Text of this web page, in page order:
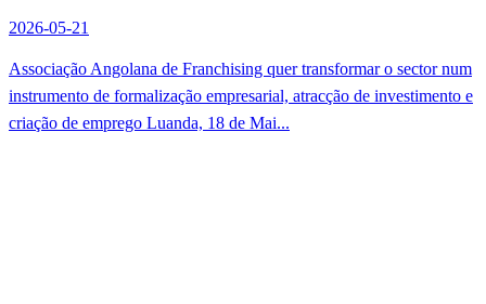
2026-05-21
Associação Angolana de Franchising quer transformar o sector num
instrumento de formalização empresarial, atracção de investimento e
criação de emprego Luanda, 18 de Mai...